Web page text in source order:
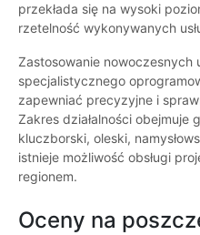
przekłada się na wysoki
rzetelność wykonywanych
Zastosowanie nowoczesnych
specjalistycznego
zapewniać precyzyjne i
Zakres działalności obejmuje
kluczborski, oleski,
istnieje możliwość obsługi
regionem.
Oceny na